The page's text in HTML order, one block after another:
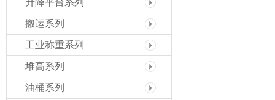
升降平台系列
搬运系列
工业称重系列
堆高系列
油桶系列